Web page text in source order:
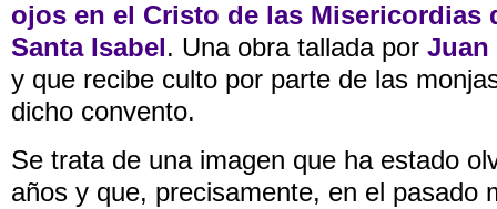
ojos en el Cristo de las Misericordias
Santa Isabel. Una obra tallada por Juan
y que recibe culto por parte de las
dicho convento.
Se trata de una imagen que ha estado
años y que, precisamente, en el pasado